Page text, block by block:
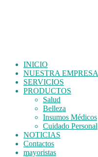
INICIO
NUESTRA EMPRESA
SERVICIOS
PRODUCTOS
Salud
Belleza
Insumos Médicos
Cuidado Personal
NOTICIAS
Contactos
mayoristas